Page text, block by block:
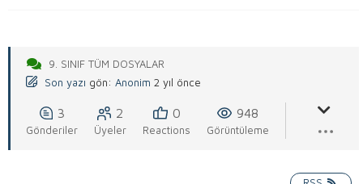
9. SINIF TÜM DOSYALAR
Son yazı gön: Anonim 2 yıl önce
3
Gönderiler
2
Üyeler
0
Reactions
948
Görüntüleme